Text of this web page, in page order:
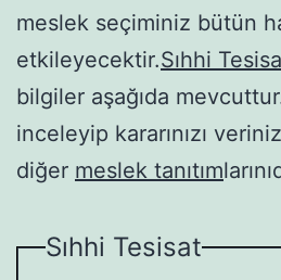
meslek seçiminiz bütün
etkileyecektir.Sıhhi
bilgiler aşağıda
inceleyip kararınızı
diğer meslek tanıtım
Sıhhi Tesisat